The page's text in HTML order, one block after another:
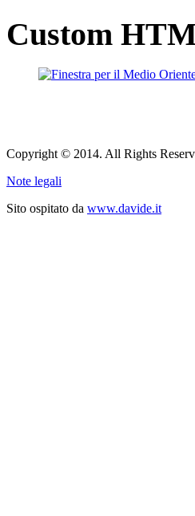
Custom
Copyright © 2014. All Rights
Note legali
Sito ospitato da www.davide.it